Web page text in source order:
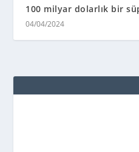
100 milyar dolarlık bir
04/04/2024